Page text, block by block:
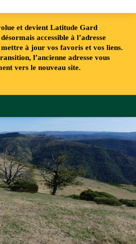
et devient Latitude Gard
accessible à l’adresse
mettre à jour vos favoris et vos liens.
l’ancienne adresse vous
vers le nouveau site.